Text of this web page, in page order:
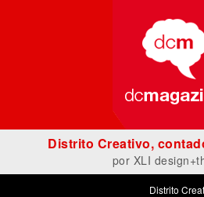
Distrito Creativo,
por XLI
Distrito